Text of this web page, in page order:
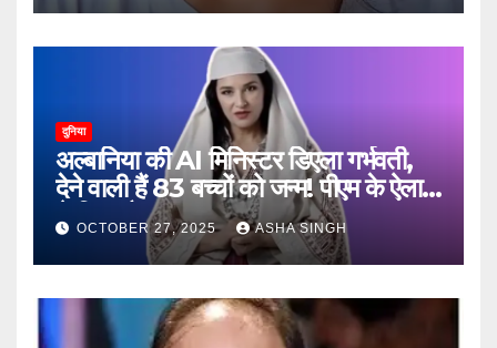
दुनिया
अल्बानिया की AI मिनिस्‍टर डिएला गर्भवती,
देने वाली हैं 83 बच्चों को जन्‍म! पीएम के ऐलान
ने किया हैरान
OCTOBER 27, 2025 ASHA SINGH